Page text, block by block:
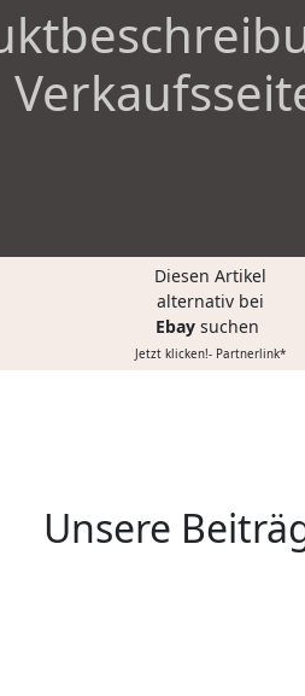
Diesen Artikel
alternativ bei
Ebay suchen
Jetzt klicken!- Partnerlink*
Unsere